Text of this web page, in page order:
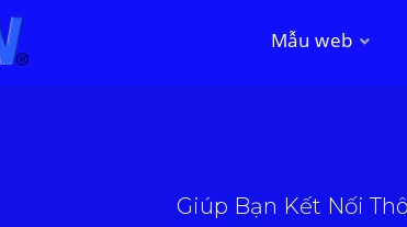
Mẫu web
Giúp Bạn Kết Nối